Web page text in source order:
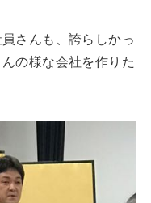
さんも、誇らしかっ
の様な会社を作りた